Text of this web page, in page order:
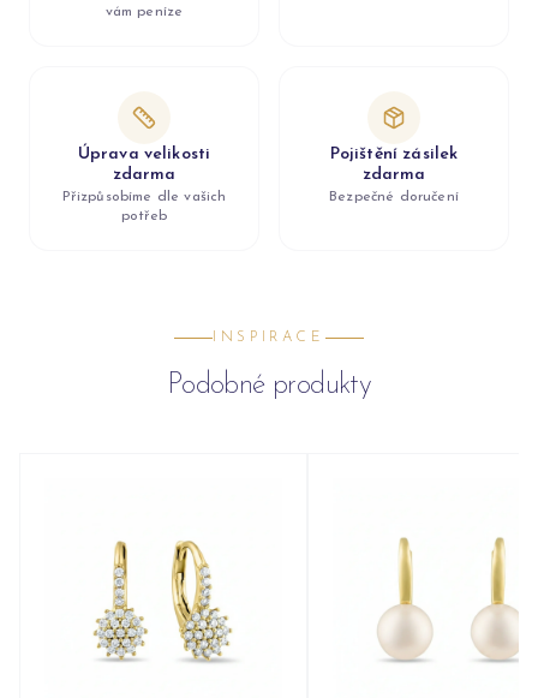
vám peníze
Úprava velikosti
zdarma
Přizpůsobíme dle vašich
potřeb
Pojištění zásilek
zdarma
Bezpečné doručení
INSPIRACE
Podobné produkty